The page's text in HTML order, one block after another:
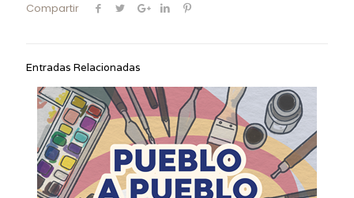
Compartir
Entradas Relacionadas